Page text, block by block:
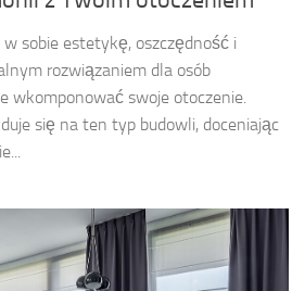
w sobie estetykę, oszczędność i
rozwiązaniem dla osób
wkomponować swoje otoczenie.
się na ten typ budowli, doceniając